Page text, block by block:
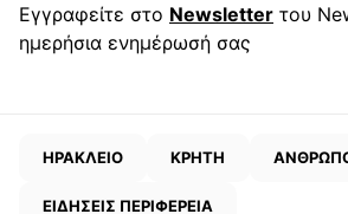
Εγγραφείτε στο Newsletter του
ημερήσια ενημέρωσή σας
ΗΡΑΚΛΕΙΟ ΚΡΗΤΗ
ΕΙΔΗΣΕΙΣ ΠΕΡΙΦΕΡΕΙΑ